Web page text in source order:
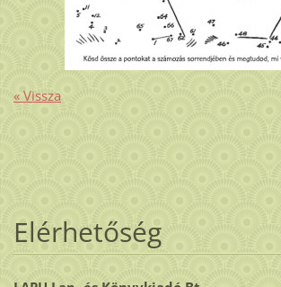
« Vissza
Elérhetőség